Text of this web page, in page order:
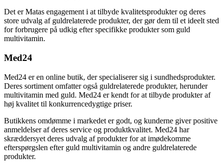
Det er Matas engagement i at tilbyde kvalitetsprodukter og deres
store udvalg af guldrelaterede produkter, der gør dem til et ideelt sted
for forbrugere på udkig efter specifikke produkter som guld
multivitamin.
Med24
Med24 er en online butik, der specialiserer sig i sundhedsprodukter.
Deres sortiment omfatter også guldrelaterede produkter, herunder
multivitamin med guld. Med24 er kendt for at tilbyde produkter af
høj kvalitet til konkurrencedygtige priser.
Butikkens omdømme i markedet er godt, og kunderne giver positive
anmeldelser af deres service og produktkvalitet. Med24 har
skræddersyet deres udvalg af produkter for at imødekomme
efterspørgslen efter guld multivitamin og andre guldrelaterede
produkter.